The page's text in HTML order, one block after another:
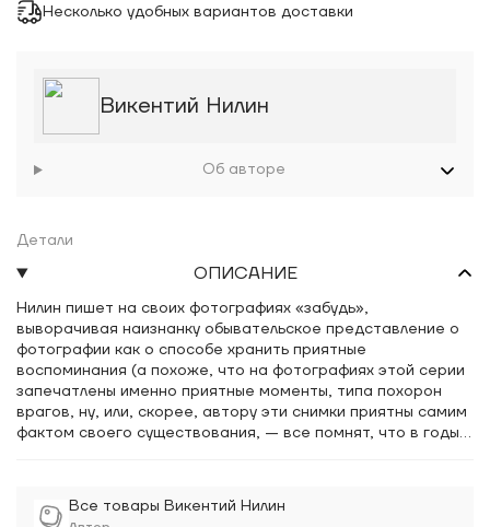
Несколько удобных вариантов доставки
Все товары Викентий Нилин
Викентий Нилин
Об авторе
Детали
ОПИСАНИЕ
Нилин пишет на своих фотографиях «забудь»,
выворачивая наизнанку обывательское представление о
фотографии как о способе хранить приятные
воспоминания (а похоже, что на фотографиях этой серии
запечатлены именно приятные моменты, типа похорон
врагов, ну, или, скорее, автору эти снимки приятны самим
фактом своего существования, — все помнят, что в годы,
должен был обессмертить твоё имя, ты должен был,
трясясь от волнения, несколько часов проявлять эту